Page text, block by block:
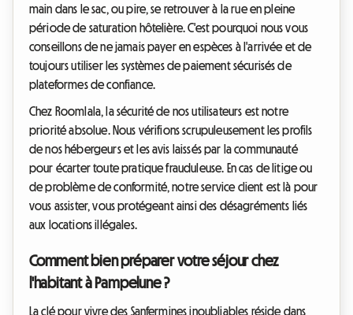
main dans le sac, ou pire, se retrouver à la rue en pleine
période de saturation hôtelière. C'est pourquoi nous vous
conseillons de ne jamais payer en espèces à l'arrivée et de
toujours utiliser les systèmes de paiement sécurisés de
plateformes de confiance.
Chez Roomlala, la sécurité de nos utilisateurs est notre
priorité absolue. Nous vérifions scrupuleusement les profils
de nos hébergeurs et les avis laissés par la communauté
pour écarter toute pratique frauduleuse. En cas de litige ou
de problème de conformité, notre service client est là pour
vous assister, vous protégeant ainsi des désagréments liés
aux locations illégales.
Comment bien préparer votre séjour chez
l'habitant à Pampelune ?
La clé pour vivre des Sanfermines inoubliables réside dans